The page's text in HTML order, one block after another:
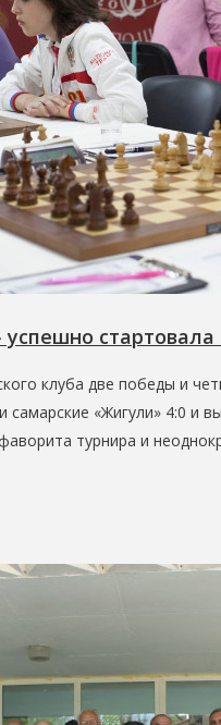
успешно
клуба две победы и
самарские «Жигули» 4:0
турнира и